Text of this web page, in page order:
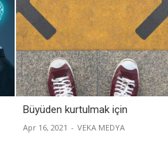
Büyüden kurtulmak için
Apr 16, 2021 - VEKA MEDYA